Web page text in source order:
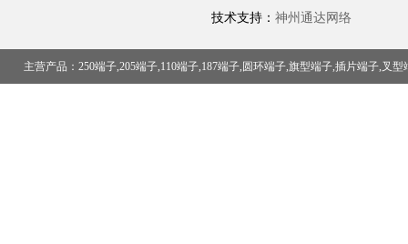
技术支持： 神州通达网络
主营产品：250端子,205端子,110端子,187端子,圆环端子,旗型端子,插片端子,